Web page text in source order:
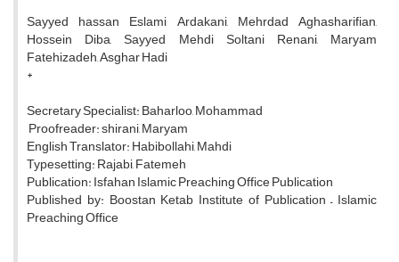
Sayyed hassan Eslami Ardakani, Mehrdad Aghasharifian,
Hossein Diba, Sayyed Mehdi Soltani Renani, Maryam
Fatehizadeh, Asghar Hadi
*
Secretary Specialist: Baharloo, Mohammad
Proofreader: shirani, Maryam
English Translator: Habibollahi, Mahdi
Typesetting: Rajabi, Fatemeh
Publication: Isfahan Islamic Preaching Office Publication
Published by: Boostan Ketab Institute of Publication – Islamic
Preaching Office